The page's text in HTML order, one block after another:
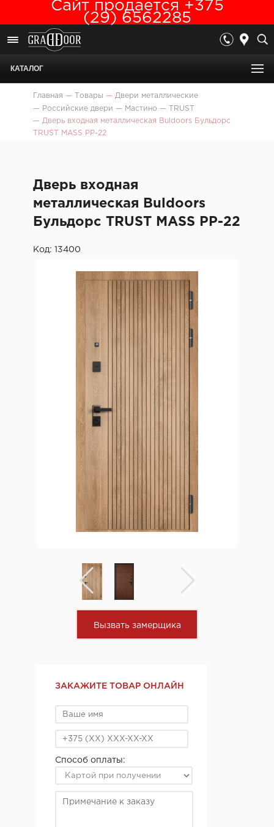
Сайт продается +375
(29) 6562285
КАТАЛОГ
Главная — Товары — Двери металлические
—
Российские двери — Мастино —
TRUST
— Дверь входная металлическая Buldoors Бульдорс
TRUST MASS PP-22
Дверь входная
металлическая Buldoors
Бульдорс TRUST MASS PP-22
Код: 13400
Вызвать замерщика
ЗАКАЖИТЕ ТОВАР ОНЛАЙН
Способ оплаты: